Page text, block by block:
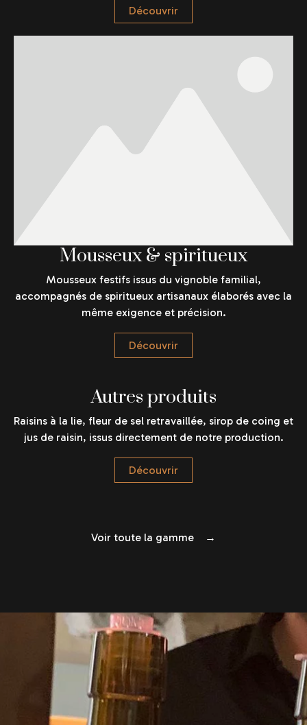
Découvrir
Mousseux & spiritueux
Mousseux festifs issus du vignoble familial,
accompagnés de spiritueux artisanaux élaborés avec la
même exigence et précision.
Découvrir
Autres produits
Raisins à la lie, fleur de sel retravaillée, sirop de coing et
jus de raisin, issus directement de notre production.
Découvrir
Voir toute la gamme →